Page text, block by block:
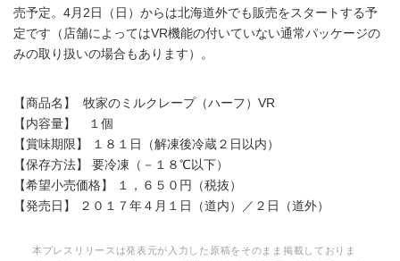
売予定。4月2日（日）からは北海道外でも販売をスタートする予
定です（店舗によってはVR機能の付いていない通常パッケージの
みの取り扱いの場合もあります）。
【商品名】 牧家のミルクレープ（ハーフ）VR
【内容量】 １個
【賞味期限】 １８１日（解凍後冷蔵２日以内）
【保存方法】 要冷凍（－１８℃以下）
【希望小売価格】 １，６５０円（税抜）
【発売日】 ２０１７年４月１日（道内）／２日（道外）
本プレスリリースは発表元が入力した原稿をそのまま掲載しておりま